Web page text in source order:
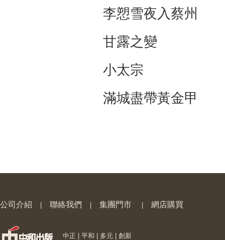
李愬雪夜入蔡州
甘露之變
小太宗
滿城盡帶黃金甲
公司介紹 聯絡我們 集團門市 網店購買
中正 | 平和 | 多元 | 創新